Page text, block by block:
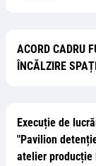
ACORD CADRU
ÎNCĂLZIRE
Execuție de
"Pavilion
atelier producție